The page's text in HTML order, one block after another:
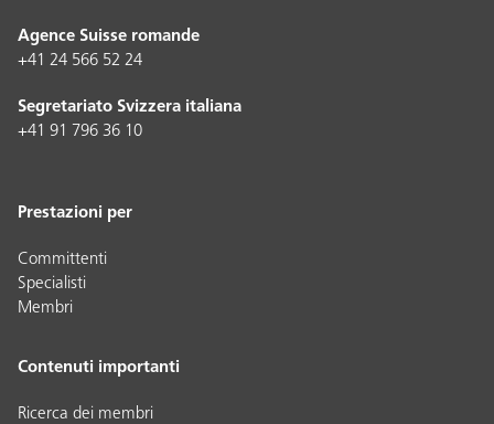
Agence Suisse romande
+41 24 566 52 24
Segretariato Svizzera italiana
+41 91 796 36 10
Prestazioni per
Committenti
Specialisti
Membri
Contenuti importanti
Ricerca dei membri